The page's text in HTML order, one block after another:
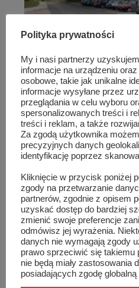
Przewodniczący i
konferencj...
Polityka prywatności
My i nasi partnerzy
informacje na urządzeniu
osobowe, takie jak unikalne
informacje wysyłane przez
przeglądania w celu wyboru
spersonalizowanych treści i
treści i reklam, a także
Za zgodą użytkownika
precyzyjnych danych
identyfikację poprzez
Kliknięcie w przycisk poniżej
zgody na przetwarzanie
partnerów, zgodnie z opisem
uzyskać dostęp do bardziej
zmienić swoje preferencje
odmówisz jej wyrażenia.
danych nie wymagają zgody
prawo sprzeciwić się takiemu
nie będą miały zastosowania
posiadających zgodę